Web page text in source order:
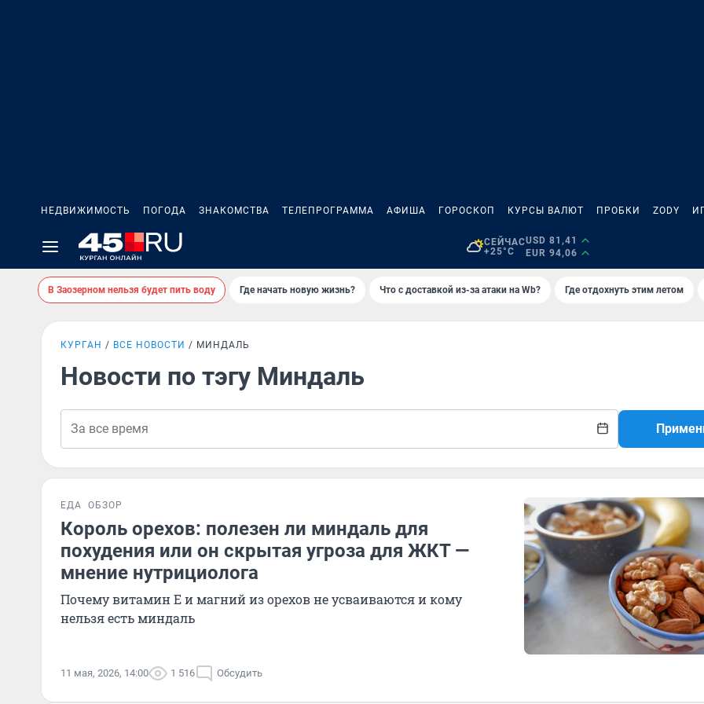
НЕДВИЖИМОСТЬ ПОГОДА ЗНАКОМСТВА ТЕЛЕПРОГРАММА АФИША ГОРОСКОП КУРСЫ ВАЛЮТ ПРОБКИ ZODY
СЕЙЧАС
+25°C
USD 81,41
EUR 94,06
В Заозерном нельзя будет пить воду Где начать новую жизнь? Что с доставкой из-за атаки на Wb? Где отдохнуть этим летом
КУРГАН ВСЕ НОВОСТИ МИНДАЛЬ
Новости по тэгу Миндаль
ЕДА ОБЗОР
Король орехов: полезен ли миндаль для
похудения или он скрытая угроза для ЖКТ —
мнение нутрициолога
Почему витамин Е и магний из орехов не усваиваются и кому
нельзя есть миндаль
11 мая, 2026, 14:00 1 516 Обсудить